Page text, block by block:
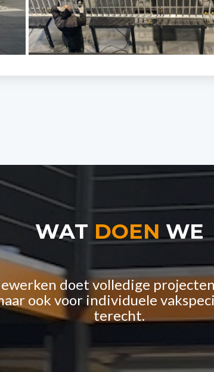
WATDOENWE
doet volledige
ook voor individuele
terecht.